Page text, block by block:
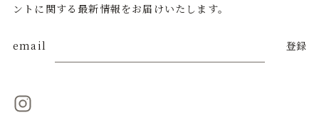
ントに関する最新情報をお届けいたします。
email 登録